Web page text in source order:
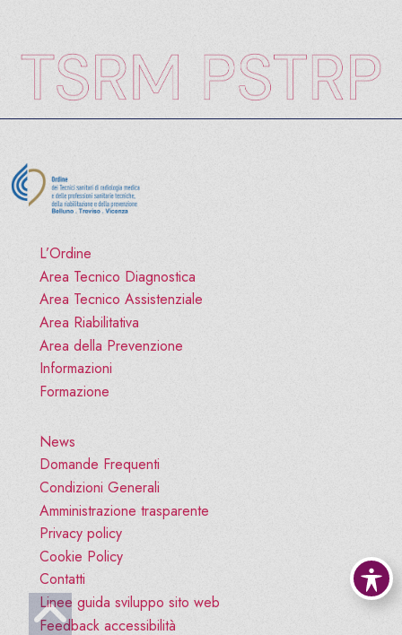
L’Ordine
Area Tecnico Diagnostica
Area Tecnico Assistenziale
Area Riabilitativa
Area della Prevenzione
Informazioni
Formazione
News
Domande Frequenti
Condizioni Generali
Amministrazione trasparente
Privacy policy
Cookie Policy
Contatti
Linee guida sviluppo sito web
Feedback accessibilità
Vai all'inizio pagina